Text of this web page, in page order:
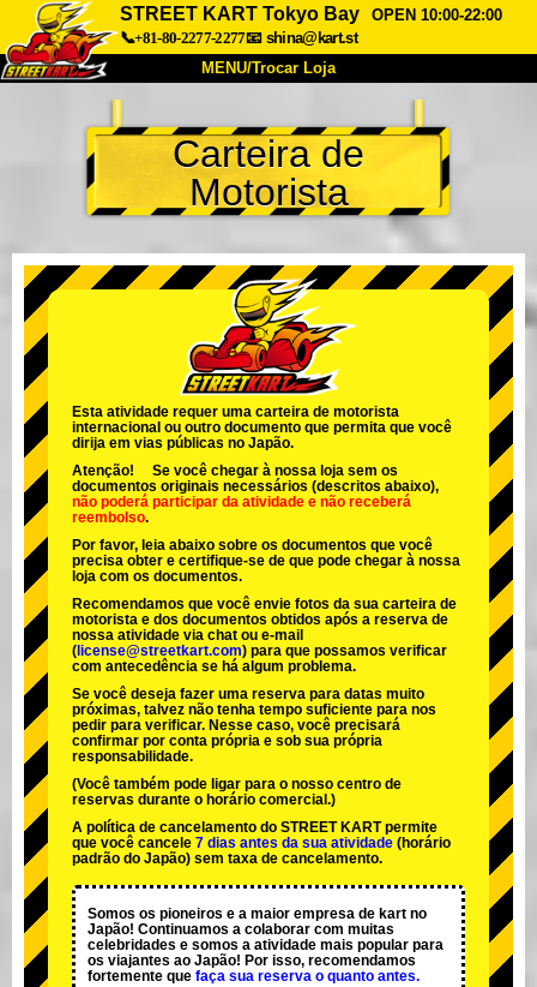
STREET KART Tokyo Bay
OPEN 10:00-22:00
📞+81-80-2277-2277📧 shina@kart.st
MENU/Trocar Loja
Sobre Especificações Preços
Acesso Opiniões FAQ
Trocar Loja
Tokyo Akihabara#1
Tokyo Akihabara#2
Tokyo Shibuya Annex Tokyo Bay
Tokyo Asakusa
Okinawa
Carteira de
Motorista
Esta atividade requer uma carteira de motorista
internacional ou outro documento que permita que você
dirija em vias públicas no Japão.
Atenção! Se você chegar à nossa loja sem os
documentos originais necessários (descritos abaixo),
não poderá participar da atividade e não receberá
reembolso.
Por favor, leia abaixo sobre os documentos que você
precisa obter e certifique-se de que pode chegar à nossa
loja com os documentos.
Recomendamos que você envie fotos da sua carteira de
motorista e dos documentos obtidos após a reserva de
nossa atividade via chat ou e-mail
( license@streetkart.com) para que possamos verificar
com antecedência se há algum problema.
Se você deseja fazer uma reserva para datas muito
próximas, talvez não tenha tempo suficiente para nos
pedir para verificar. Nesse caso, você precisará
confirmar por conta própria e sob sua própria
responsabilidade.
(Você também pode ligar para o nosso centro de
reservas durante o horário comercial.)
A política de cancelamento do STREET KART permite
que você cancele 7 dias antes da sua atividade (horário
padrão do Japão) sem taxa de cancelamento.
Somos os pioneiros e a maior empresa de kart no
Japão! Continuamos a colaborar com muitas
celebridades e somos a atividade mais popular para
os viajantes ao Japão! Por isso, recomendamos
fortemente que faça sua reserva o quanto antes.